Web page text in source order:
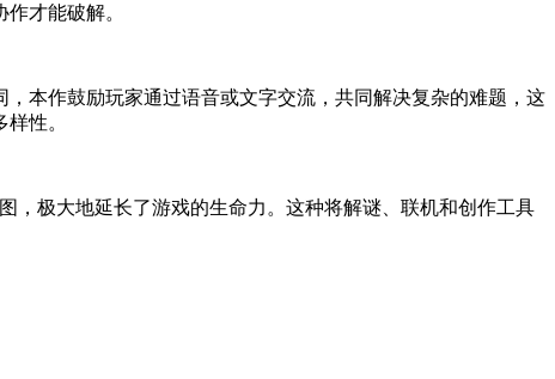
才能破解。
本作鼓励玩家通过语音或文字交流，共同解决复杂的难题，这
性。
，极大地延长了游戏的生命力。这种将解谜、联机和创作工具